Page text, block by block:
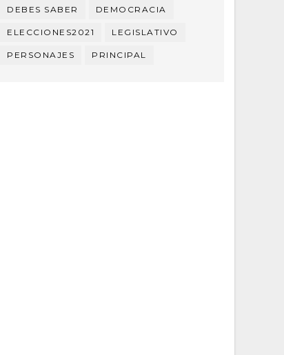
DEBES SABER DEMOCRACIA
ELECCIONES2021 LEGISLATIVO
PERSONAJES PRINCIPAL